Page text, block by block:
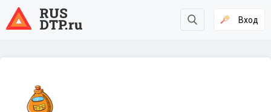
Вход